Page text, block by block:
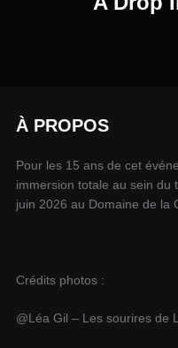
À PROPOS
Pour les 15 ans de cet
immersion totale au sein du
juin 2026 au Domaine de la
Crédits photos :
@Léa Gil – Les sourires de